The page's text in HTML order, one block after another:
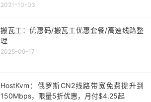
2021-10-03
搬瓦工：优惠码/搬瓦工优惠套餐/高速线路整
理
2025-09-17
HostKvm：俄罗斯CN2线路带宽免费提升到
150Mbps，限量5折优惠，月付$4.25起